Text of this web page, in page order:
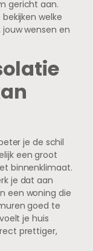
gericht aan.
welke
wensen en
je de schil
een groot
binnenklimaat.
je dat aan
een woning die
goed te
je huis
prettiger,